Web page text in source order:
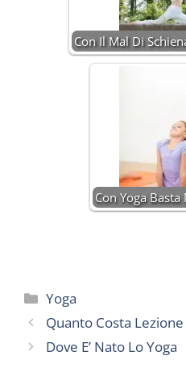
Con Il Mal Di
Con Yoga
Categorie
Yoga
Quanto Costa Lezione
Dove E’ Nato Lo Yoga